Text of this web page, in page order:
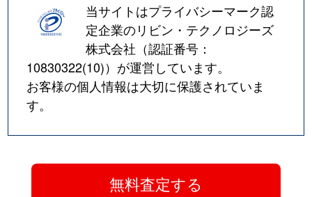
当サイトはプライバシーマーク認
定企業のリビン・テクノロジーズ
株式会社（認証番号：
10830322(10)）が運営しています。
お客様の個人情報は大切に保護されていま
す。